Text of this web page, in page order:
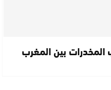
بين المغرب